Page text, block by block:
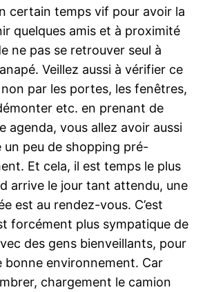
certain temps vif pour avoir la
quelques amis et à proximité
ne pas se retrouver seul à
Veillez aussi à vérifier ce
par les portes, les fenêtres,
etc. en prenant de
agenda, vous allez avoir aussi
un peu de shopping pré-
Et cela, il est temps le plus
arrive le jour tant attendu, une
est au rendez-vous. C’est
forcément plus sympatique de
des gens bienveillants, pour
bonne environnement. Car
chargement le camion